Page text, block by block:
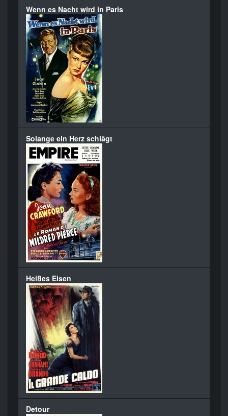
Wenn es Nacht wird in Paris
Solange ein Herz schlägt
Heißes Eisen
Detour